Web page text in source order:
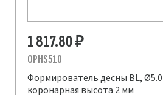
1 817.80₽
OPHS510
Формирователь десны BL,
коронарная высота 2 мм